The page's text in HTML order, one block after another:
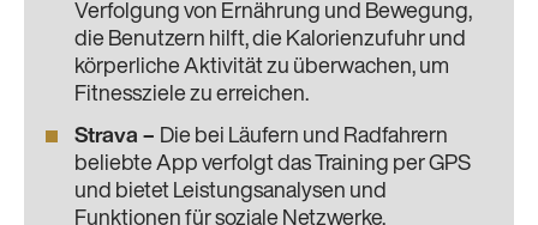
Verfolgung von Ernährung und Bewegung,
die Benutzern hilft, die Kalorienzufuhr und
körperliche Aktivität zu überwachen, um
Fitnessziele zu erreichen.
Strava – Die bei Läufern und Radfahrern
beliebte App verfolgt das Training per GPS
und bietet Leistungsanalysen und
Funktionen für soziale Netzwerke.